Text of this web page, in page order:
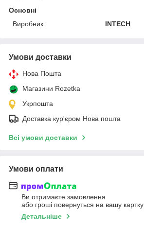
Основні
Виробник
INTECH
Умови доставки
Нова Пошта
Магазини Rozetka
Укрпошта
Доставка кур'єром Нова пошта
Всі умови доставки
Умови оплати
Ви отримаєте замовлення
або гроші повернуться на вашу картку
Детальніше